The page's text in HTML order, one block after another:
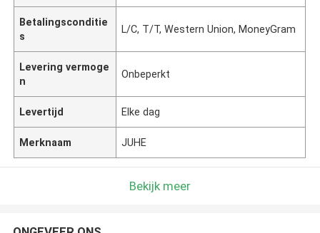
Betalingsconditie
s
L/C, T/T, Western Union, MoneyGram
Levering vermoge
n
Onbeperkt
Levertijd Elke dag
Merknaam JUHE
Bekijk meer